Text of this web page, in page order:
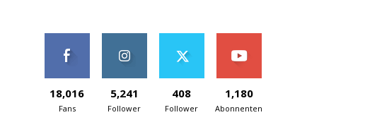
18,016
Fans
5,241
Follower
408
Follower
1,180
Abonnenten